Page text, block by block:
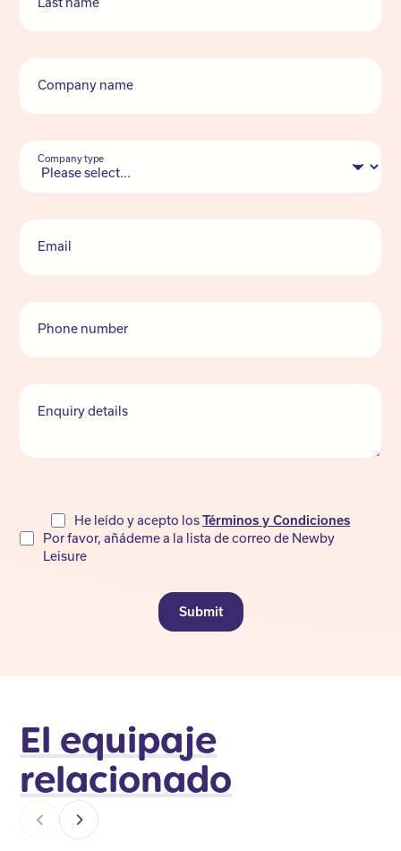
Company name
Company type
Email
Phone number
Enquiry details
not
He leído y acepto losTérminos y Condiciones
Por favor, añádeme a la lista de correo de Newby
Leisure
Submit
El equipaje
relacionado